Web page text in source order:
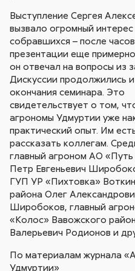
Выступление Сергея
вызвало огромный интерес
собравшихся – после
презентации еще
он отвечал на вопросы из
Дискуссии продолжились
окончания семинара. Это
свидетельствует о том,
агрономы Удмуртии уже
практический опыт. Им
рассказать коллегам.
главный агроном АО
Петр Евгеньевич
ГУП УР «Пихтовка»
района Олег
Широбоков, главный
«Колос» Вавожского
Валерьевич Родионов и
По материалам журнала
Удмуртии»